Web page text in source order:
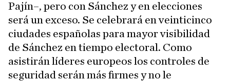
Pajín–, pero con Sánchez y en elecciones
será un exceso. Se celebrará en veinticinco
ciudades españolas para mayor visibilidad
de Sánchez en tiempo electoral. Como
asistirán líderes europeos los controles de
seguridad serán más firmes y no le